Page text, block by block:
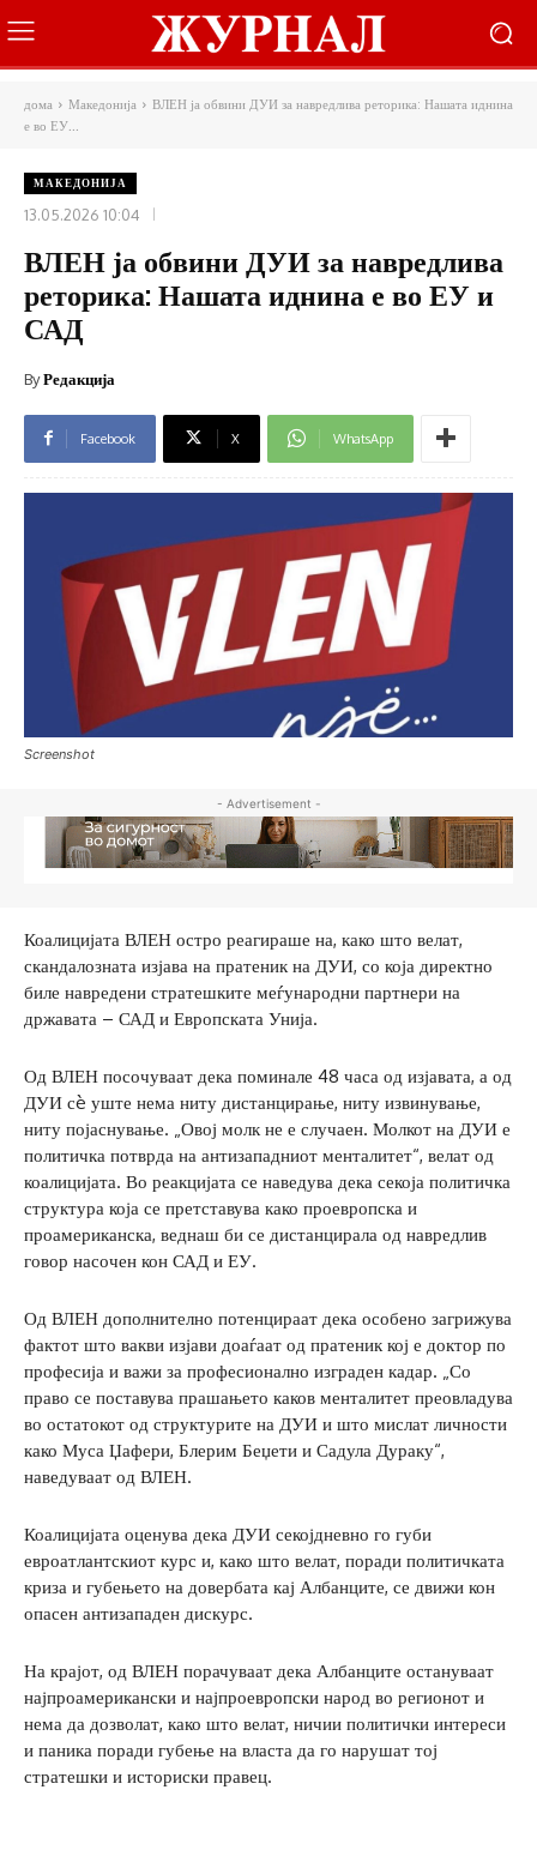
дома Македонија
ВЛЕН ја обвини ДУИ за навредлива реторика: Нашата иднина
е во ЕУ...
МАКЕДОНИЈА
13.05.2026 10:04
ВЛЕН ја обвини ДУИ за навредлива
реторика: Нашата иднина е во ЕУ и
САД
ByРедакција
Facebook X WhatsApp
Screenshot
- Advertisement -
Коалицијата ВЛЕН остро реагираше на, како што велат,
скандалозната изјава на пратеник на ДУИ, со која директно
биле навредени стратешките меѓународни партнери на
државата – САД и Европската Унија.
Од ВЛЕН посочуваат дека поминале 48 часа од изјавата, а од
ДУИ сè уште нема ниту дистанцирање, ниту извинување,
ниту појаснување. „Овој молк не е случаен. Молкот на ДУИ е
политичка потврда на антизападниот менталитет“, велат од
коалицијата. Во реакцијата се наведува дека секоја политичка
структура која се претставува како проевропска и
проамериканска, веднаш би се дистанцирала од навредлив
говор насочен кон САД и ЕУ.
Од ВЛЕН дополнително потенцираат дека особено загрижува
фактот што вакви изјави доаѓаат од пратеник кој е доктор по
професија и важи за професионално изграден кадар. „Со
право се поставува прашањето каков менталитет преовладува
во остатокот од структурите на ДУИ и што мислат личности
како Муса Џафери, Блерим Беџети и Садула Дураку“,
наведуваат од ВЛЕН.
Коалицијата оценува дека ДУИ секојдневно го губи
евроатлантскиот курс и, како што велат, поради политичката
криза и губењето на довербата кај Албанците, се движи кон
опасен антизападен дискурс.
На крајот, од ВЛЕН порачуваат дека Албанците остануваат
најпроамерикански и најпроевропски народ во регионот и
нема да дозволат, како што велат, ничии политички интереси
и паника поради губење на власта да го нарушат тој
стратешки и историски правец.